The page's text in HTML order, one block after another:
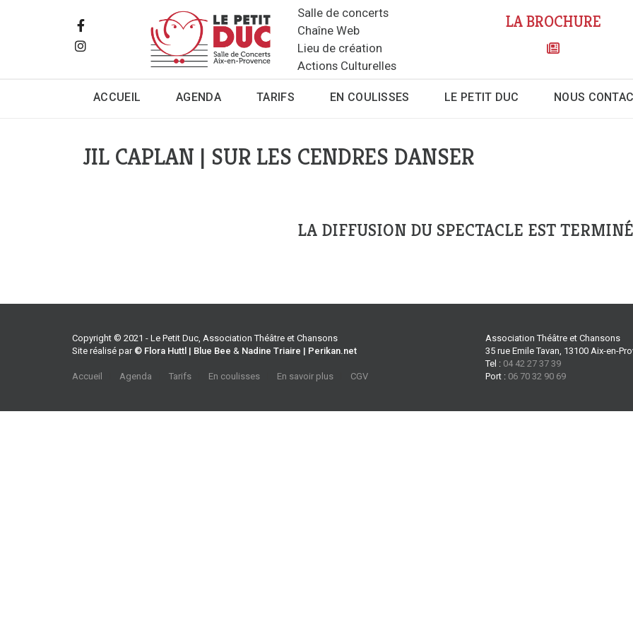
Salle de concerts
Chaîne Web
Lieu de création
Actions Culturelles
LA BROCHURE
ACCUEIL AGENDA TARIFS EN COULISSES LE PETIT DUC NOUS
JIL CAPLAN | SUR LES CENDRES DANSER
LA DIFFUSION DU SPECTACLE EST
Copyright © 2021 - Le Petit Duc, Association Théâtre et Chansons
Site réalisé par © Flora Huttl | Blue Bee & Nadine Triaire | Perikan.net
Accueil Agenda Tarifs En coulisses En savoir plus CGV
Association Théâtre et Chansons
35 rue Emile Tavan, 13100 Aix-en-
Tel : 04 42 27 37 39
Port : 06 70 32 90 69